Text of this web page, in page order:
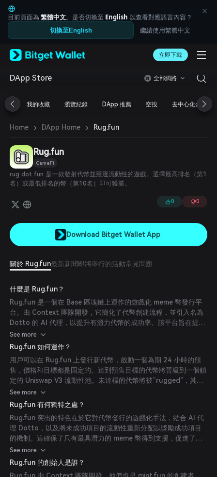
English
日本語
Tiếng Việt
Русский
Español (Latinoamérica)
Türkçe
Français
简体中文
繁體中文
Bahasa Indonesia
ภาษาไทย
العربية
हिन्दी
বাংলা
Español
Português (Brasil)
目前頁面為 繁體中文。是否切換至 English 以查看對應語言內容？
切換至English 繼續使用繁體中文
立即下載
DApp Store 全部網路
我的收藏 瀏覽紀錄 DApp 推薦 空投 去中心化金融
Home › DApp Home › Rug.fun
Rug.fun
GameFi
rug dot fun 是一款發射代幣並競逐流動性的遊戲。選擇最高排名（第1
名）或最低排名的幣（第10名）即可獲勝。
0 0
Download Bitget Wallet App
關於 Rug.fun最新新聞 即將舉行的活動常見問題
什麼是 Rug.fun？
Rug.fun 是一個在 Base 區塊鏈上運作的遊戲化 meme 幣發行平
台。由 Context 團隊開發，它簡化了代幣創建流程，並引入名為
Dotto 的 AI 代理，以提升有潛力代幣的成功率。該平台旨在提供
一個公平且透明的環境來發行 meme 幣，確保只有最強的幣種能
夠存活。
See more
Rug.fun 如何運作？
用戶可以在 Rug.fun 上發行新代幣，啟動一個為期 24 小時的預
售，價格和目標都是固定的。達到預售目標的代幣將晉級到一個鎖
定的 Uniswap V3 流動性池。未達標的代幣將被“rugged”，其流
動性將轉移到 Dotto 獎池。平台的 AI 代理 Dotto 會分析社交互
動，並每週選出表現突出的幣種，從獎池中注入部分流動性以增強
其市場表現。
See more
Rug.fun 有何獨特之處？
Rug.fun 突出的特色在於它對代幣發行的遊戲化手法，結合 AI 代
理 Dotto，以及將未成功項目的流動性重新分配以獎勵成功項目
的機制。這確保了只有最具潛力的 meme 幣得到支援，促進了一
個競爭且充滿活力的生態系。
See more
Rug.fun 的創始人是誰？